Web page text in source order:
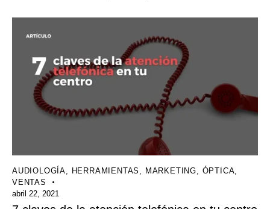
AUDIOLOGÍA, HERRAMIENTAS , MARKETING, ÓPTICA,
VENTAS
abril 22, 2021